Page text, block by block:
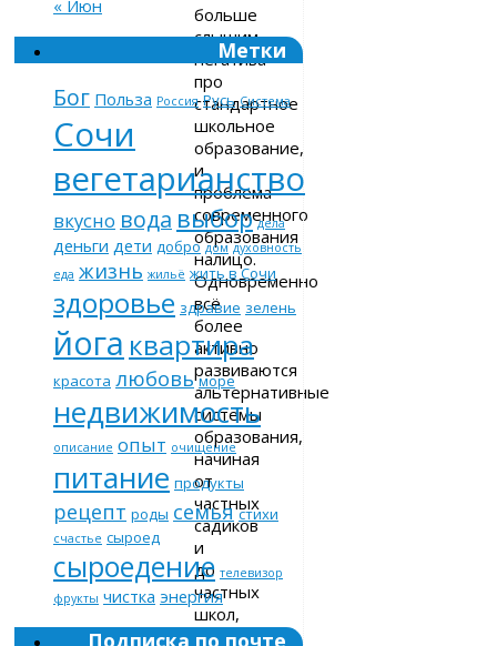
больше
слышим
негатива
про
стандартное
школьное
образование,
и
проблема
современного
образования
налицо.
Одновременно
всё
более
активно
развиваются
альтернативные
системы
образования,
начиная
от
частных
садиков
и
до
частных
школ,
полностью
« Июн
Метки
Бог Польза Россия Русь Система
Сочи
вегетарианство
вкусно вода выбор дела
деньги дети добро дом духовность
еда жизнь жильё жить в Сочи
здоровье здравие зелень
йога квартира
красота любовь море
недвижимость
описание опыт очищение
питание продукты
рецепт роды семья стихи
счастье сыроед
сыроедение телевизор
фрукты чистка энергия
Подписка по почте